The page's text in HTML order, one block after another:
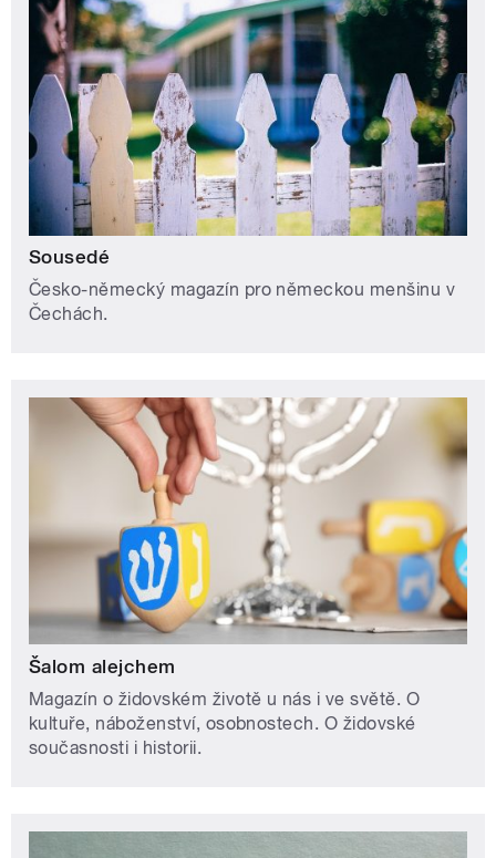
Sousedé
Česko-německý magazín pro německou menšinu v
Čechách.
Šalom alejchem
Magazín o židovském životě u nás i ve světě. O
kultuře, náboženství, osobnostech. O židovské
současnosti i historii.